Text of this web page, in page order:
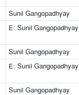
Sunil Gangopadhyay
E: Sunil Gangopadhyay
Sunil Gangopadhyay
E: Sunil Gangopadhyay
Sunil Gangopadhyay